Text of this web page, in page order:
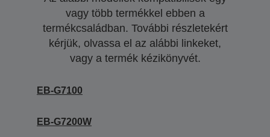
vagy több termékkel ebben a
termékcsaládban. További részletekért
kérjük, olvassa el az alábbi linkeket,
vagy a termék kézikönyvét.
EB-G7100
EB-G7200W